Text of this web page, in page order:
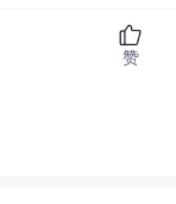
赞